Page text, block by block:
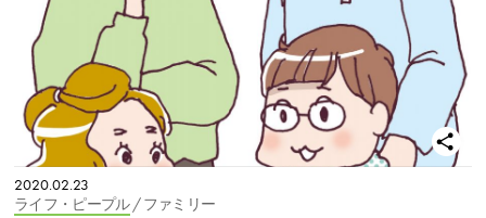
2020.02.23
ライフ・ピープル/ ファミリー